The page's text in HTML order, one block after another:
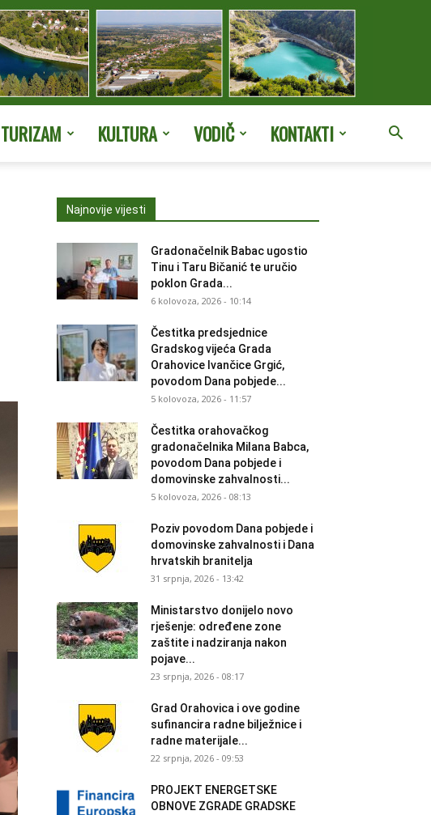
TURIZAM KULTURA VODIČ KONTAKTI
Najnovije vijesti
Gradonačelnik Babac ugostio
Tinu i Taru Bičanić te uručio
poklon Grada...
6 kolovoza, 2026 - 10:14
Čestitka predsjednice
Gradskog vijeća Grada
Orahovice Ivančice Grgić,
povodom Dana pobjede...
5 kolovoza, 2026 - 11:57
Čestitka orahovačkog
gradonačelnika Milana Babca,
povodom Dana pobjede i
domovinske zahvalnosti...
5 kolovoza, 2026 - 08:13
Poziv povodom Dana pobjede i
domovinske zahvalnosti i Dana
hrvatskih branitelja
31 srpnja, 2026 - 13:42
Ministarstvo donijelo novo
rješenje: određene zone
zaštite i nadziranja nakon
pojave...
23 srpnja, 2026 - 08:17
Grad Orahovica i ove godine
sufinancira radne bilježnice i
radne materijale...
22 srpnja, 2026 - 09:53
PROJEKT ENERGETSKE
OBNOVE ZGRADE GRADSKE